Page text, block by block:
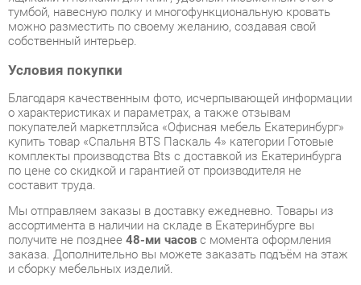
Условия покупки
Благодаря качественным фото, исчерпывающей информации
покупателей маркетплэйса «Офисная мебель Екатеринбург»
комплекты производства Bts с доставкой из Екатеринбурга
по цене со скидкой и гарантией от производителя не
составит труда.
Мы отправляем заказы в доставку ежедневно. Товары из
ассортимента в наличии на складе в Екатеринбурге вы
получите не позднее
заказа. Дополнительно вы можете заказать подъём на этаж
и сборку мебельных изделий.
Срок доставки в другие регионы, и для товаров, находящихся
на складах производителей, рассчитывается индивидуально.
Уточнить наличие, срок и стоимость доставки вы можете
через формуобратной связи.